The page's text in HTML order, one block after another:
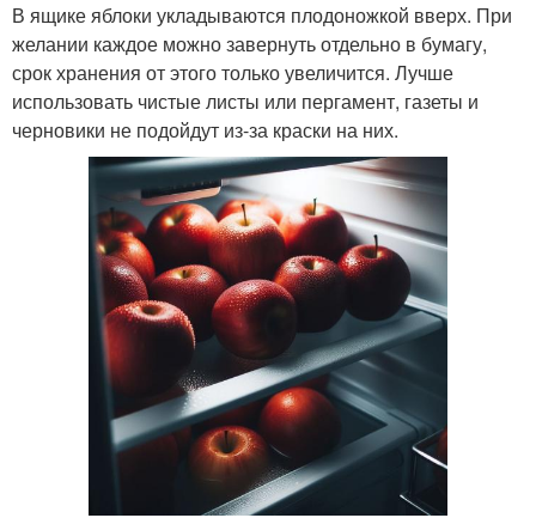
В ящике яблоки укладываются плодоножкой вверх. При
желании каждое можно завернуть отдельно в бумагу,
срок хранения от этого только увеличится. Лучше
использовать чистые листы или пергамент, газеты и
черновики не подойдут из-за краски на них.